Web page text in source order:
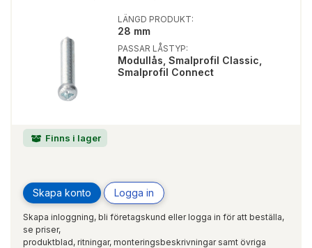
Finns i lager
Skapa konto Logga in
Skapa inloggning, bli företagskund eller logga in för att beställa,
se priser,
produktblad, ritningar, monteringsbeskrivningar samt övriga
LÄNGD PRODUKT:
28 mm
PASSAR LÅSTYP:
Modullås, Smalprofil Classic,
Smalprofil Connect